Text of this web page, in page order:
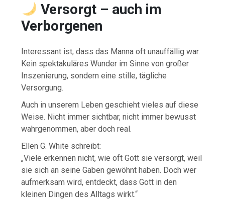
Versorgt – auch im
Verborgenen
Interessant ist, dass das Manna oft unauffällig war.
Kein spektakuläres Wunder im Sinne von großer
Inszenierung, sondern eine stille, tägliche
Versorgung.
Auch in unserem Leben geschieht vieles auf diese
Weise. Nicht immer sichtbar, nicht immer bewusst
wahrgenommen, aber doch real.
Ellen G. White schreibt:
„Viele erkennen nicht, wie oft Gott sie versorgt, weil
sie sich an seine Gaben gewöhnt haben. Doch wer
aufmerksam wird, entdeckt, dass Gott in den
kleinen Dingen des Alltags wirkt.“